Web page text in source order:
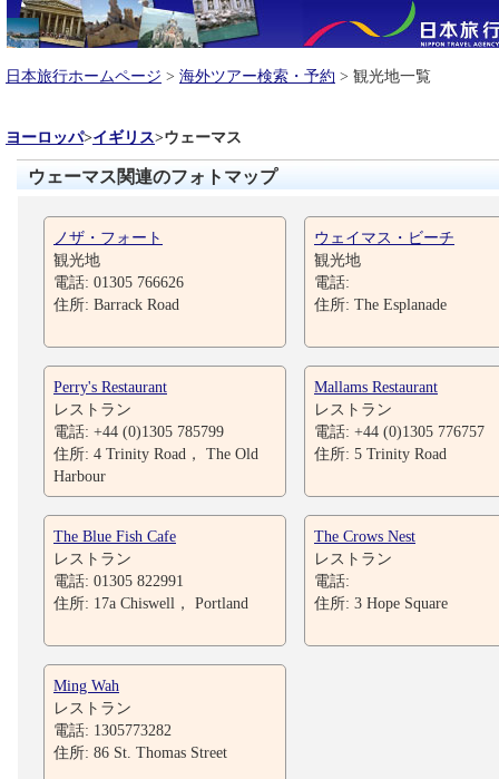
日本旅行ホームページ > 海外ツアー検索・予約 > 観光地一覧
ヨーロッパ>イギリス>ウェーマス
ウェーマス関連のフォトマップ
ノザ・フォート
観光地
電話: 01305 766626
住所: Barrack Road
ウェイマス・ビーチ
観光地
電話:
住所: The Esplanade
Perry's Restaurant
レストラン
電話: +44 (0)1305 785799
住所: 4 Trinity Road， The Old
Harbour
Mallams Restaurant
レストラン
電話: +44 (0)1305 776757
住所: 5 Trinity Road
The Blue Fish Cafe
レストラン
電話: 01305 822991
住所: 17a Chiswell， Portland
The Crows Nest
レストラン
電話:
住所: 3 Hope Square
Ming Wah
レストラン
電話: 1305773282
住所: 86 St. Thomas Street